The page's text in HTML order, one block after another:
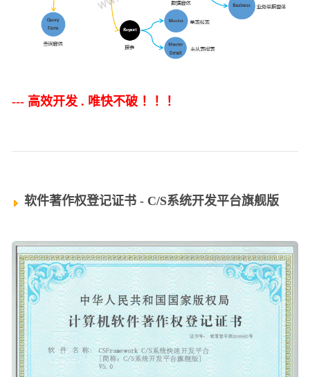
--- 高效开发 . 唯快不破 ！ ！ ！
软件著作权登记证书 - C/S系统开发平台旗舰版